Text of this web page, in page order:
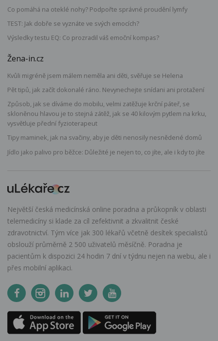
Co pomáhá na oteklé nohy? Podpořte správné proudění lymfy
TEST: Jak dobře se vyznáte ve svých emocích?
Výsledky testu EQ: Co prozradil váš emoční kompas?
Žena-in.cz
Kvůli migréně jsem málem neměla ani děti, svěřuje se Helena
Pět tipů, jak začít dokonalé ráno. Nevynechejte snídani ani protažení
Způsob, jak se díváme do mobilu, velmi zatěžuje krční páteř, se
skloněnou hlavou je to stejná zátěž, jak se 40 kilovým pytlem na krku,
vysvětluje přední fyzioterapeut
Tipy maminek, jak na svačiny, aby je děti nenosily nesnědené domů
Jídlo jako palivo pro běžce: Důležité je nejen to, co jíte, ale i kdy to jíte
Největší česká medicínská online poradna a průkopník v oblasti
telemedicíny si klade za cíl zefektivnit a zkvalitnit české
zdravotnictví. Tým více jak 300 lékařů včetně desítek specialistů
obslouží průměrně 2 500 uživatelů měsíčně. Poradna je
pacientům k dispozici 24 hodin 7 dní v týdnu nejen na webu, ale i
přes mobilní aplikaci.